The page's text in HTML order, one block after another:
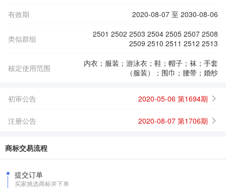
有效期
2020-08-07 至 2030-08-06
类似群组
2501 2502 2503 2504 2505 2507 2508
2509 2510 2511 2512 2513
核定使用范围
内衣；服装；游泳衣；鞋；帽子；袜；手套
（服装）；围巾；腰带；婚纱
初审公告 2020-05-06 第1694期
注册公告 2020-08-07 第1706期
商标交易流程
提交订单
买家挑选商标并下单